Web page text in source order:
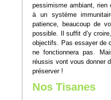
pessimisme ambiant, rien
à un système
patience, beaucoup de
possible. Il suffit d’y
objectifs. Pas essayer de
ne fonctionnera pas.
réussis vont vous donner
préserver !
Nos Tisanes